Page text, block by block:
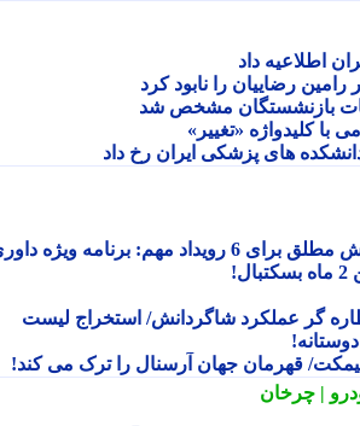
داد
رضاییان را نابود کرد
مشخص شد
کلیدواژه «تغییر»
های پزشکی ایران رخ داد
4 تیم ملی و آماده باش مطلق برای 6 رویداد مهم: برنامه ویژه داوری
گر عملکرد شاگردانش/ استخراج لیست
قهرمان جهان آرسنال را ترک می کند!
| چرخان